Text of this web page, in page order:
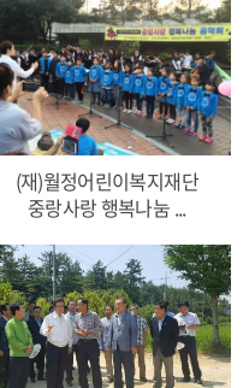
(재)월정어린이복지재단
중랑사랑 행복나눔 ...